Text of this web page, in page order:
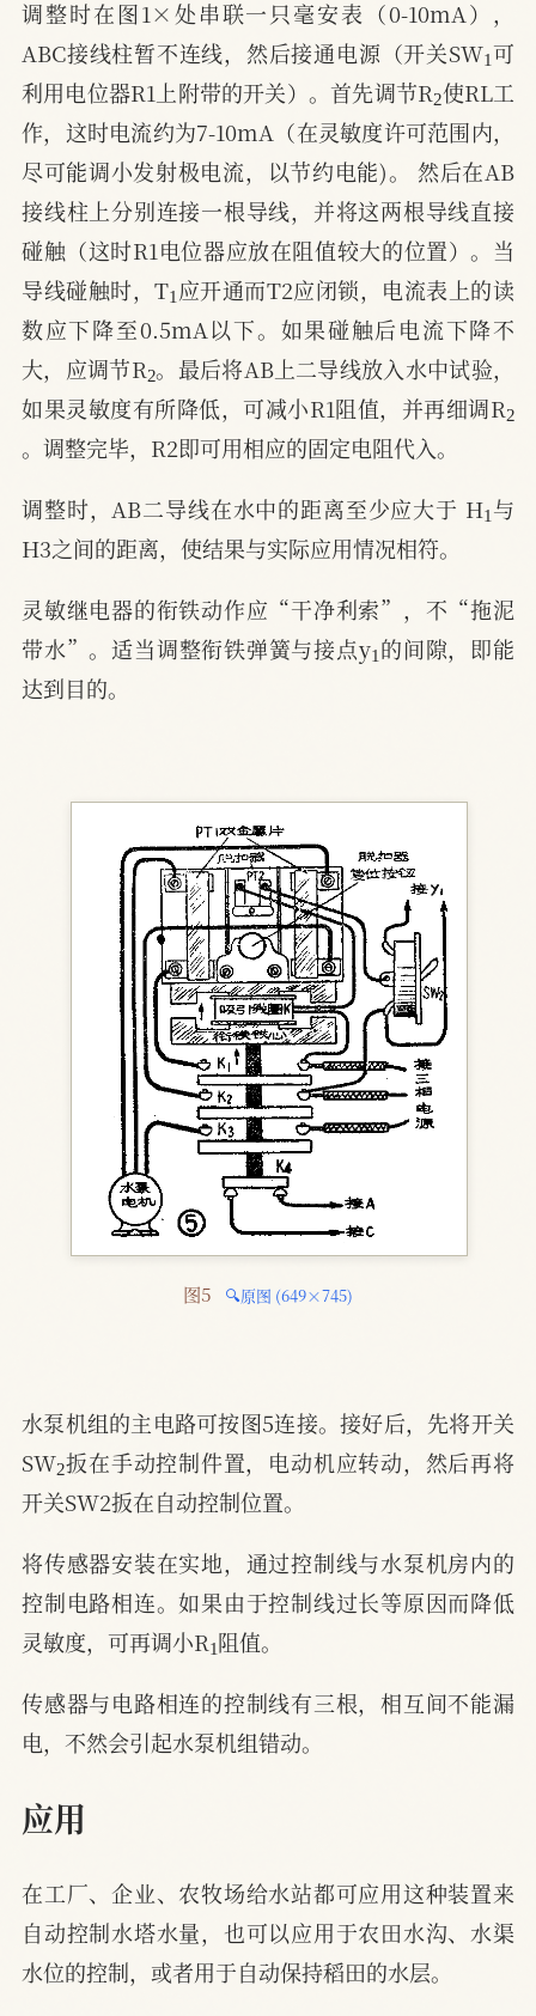
调整时在图1×处串联一只毫安表（0-10mA），
ABC接线柱暂不连线，然后接通电源（开关SW 1可
利用电位器R1上附带的开关）。首先调节R2使RL工
作，这时电流约为7-10mA（在灵敏度许可范围内，
尽可能调小发射极电流，以节约电能)。 然后在AB
接线柱上分别连接一根导线，并将这两根导线直接
碰触（这时R1电位器应放在阻值较大的位置）。当
导线碰触时，T1应开通而T2应闭锁，电流表上的读
数应下降至0.5mA以下。如果碰触后电流下降不
大，应调节R2。最后将AB上二导线放入水中试验，
如果灵敏度有所降低，可减小R1阻值，并再细调R
。调整完毕，R2即可用相应的固定电阻代入。
调整时，AB二导线在水中的距离至少应大于 H 与
H3之间的距离，使结果与实际应用情况相符。
灵敏继电器的衔铁动作应“干净利索”，不“拖泥
带水”。适当调整衔铁弹簧与接点y1的间隙，即能
达到目的。
图5 🔍原图 (649×745)
水泵机组的主电路可按图5连接。接好后，先将开关
SW2扳在手动控制件置，电动机应转动，然后再将
开关SW2扳在自动控制位置。
将传感器安装在实地，通过控制线与水泵机房内的
控制电路相连。如果由于控制线过长等原因而降低
灵敏度，可再调小R1阻值。
传感器与电路相连的控制线有三根，相互间不能漏
电，不然会引起水泵机组错动。
应用
在工厂、企业、农牧场给水站都可应用这种装置来
自动控制水塔水量，也可以应用于农田水沟、水渠
水位的控制，或者用于自动保持稻田的水层。